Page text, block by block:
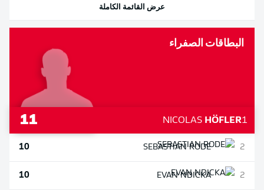
عرض القائمة الكاملة
البطاقات الصفراء
1
NICOLAS HÖFLER
11
2
SEBASTIAN RODE
10
2
EVANNDICKA
10